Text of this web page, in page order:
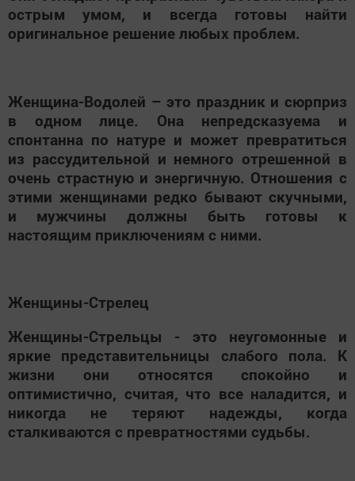
острым умом, и всегда готовы найти
оригинальное решение любых проблем.
Женщина-Водолей – это праздник и сюрприз
в одном лице. Она непредсказуема и
спонтанна по натуре и может превратиться
из рассудительной и немного отрешенной в
очень страстную и энергичную. Отношения с
этими женщинами редко бывают скучными,
и мужчины должны быть готовы к
настоящим приключениям с ними.
Женщины-Стрелец
Женщины-Стрельцы - это неугомонные и
яркие представительницы слабого пола. К
жизни они относятся спокойно и
оптимистично, считая, что все наладится, и
никогда не теряют надежды, когда
сталкиваются с превратностями судьбы.